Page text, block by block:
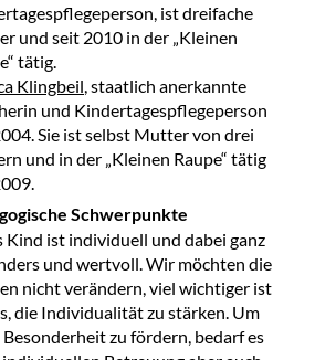
ist dreifache
und seit 2010 in der „Kleinen
tätig.
Klingbeil, staatlich anerkannte
und Kindertagespflegeperson
Sie ist selbst Mutter von drei
und in der „Kleinen Raupe“ tätig
Schwerpunkte
Kind ist individuell und dabei ganz
und wertvoll. Wir möchten die
nicht verändern, viel wichtiger ist
die Individualität zu stärken. Um
Besonderheit zu fördern, bedarf es